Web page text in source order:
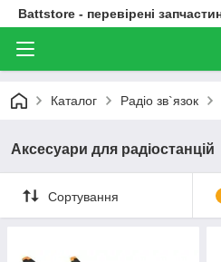
Battstore - перевірені
Каталог Радіо зв`язок
Аксесуари для радіостанцій
Сортування